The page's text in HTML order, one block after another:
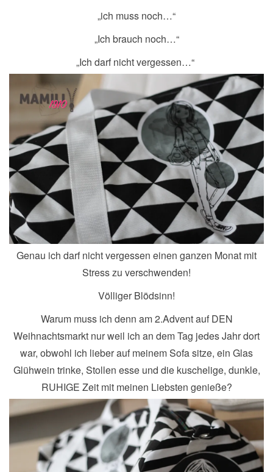
„ich muss noch…“
„Ich brauch noch…“
„Ich darf nicht vergessen…“
Genau ich darf nicht vergessen einen ganzen Monat mit
Stress zu verschwenden!
Völliger Blödsinn!
Warum muss ich denn am 2.Advent auf DEN
Weihnachtsmarkt nur weil ich an dem Tag jedes Jahr dort
war, obwohl ich lieber auf meinem Sofa sitze, ein Glas
Glühwein trinke, Stollen esse und die kuschelige, dunkle,
RUHIGE Zeit mit meinen Liebsten genieße?